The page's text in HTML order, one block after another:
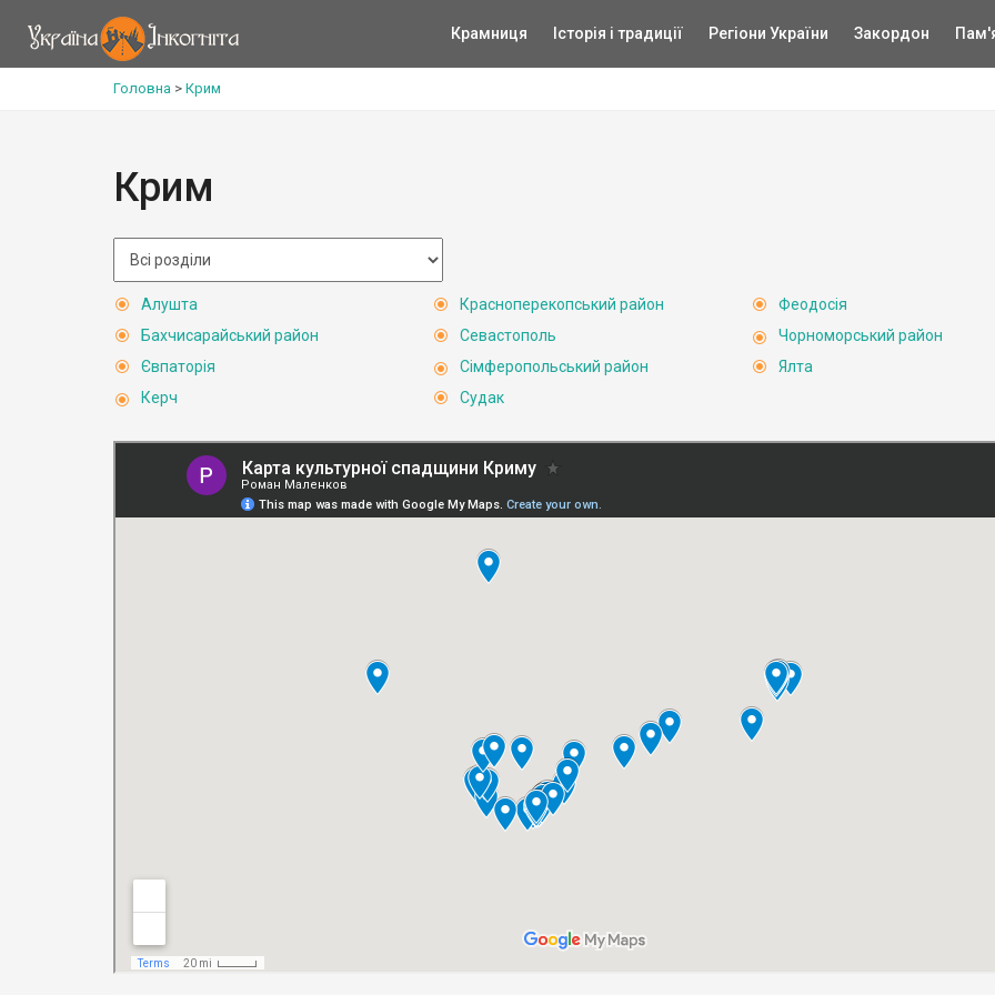
Крамниця Історія і традиції Регіони України Закордон
Головна > Крим
Крим
Алушта
Бахчисарайський район
Євпаторія
Керч
Красноперекопський район
Севастополь
Сімферопольський район
Судак
Феодосія
Чорноморський район
Ялта